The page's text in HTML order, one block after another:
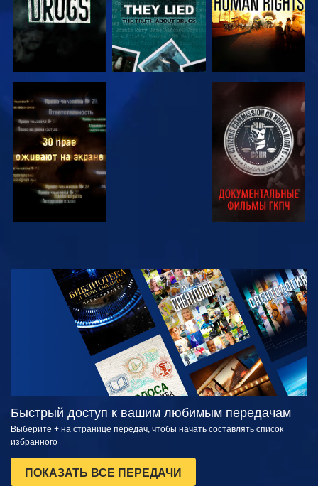
СМОТРЕТЬ СМОТРЕТЬ
СМОТРЕТЬ
СМОТРЕТЬ
ПЕРЕДАЧИ
Быстрый доступ к вашим любимым передачам
Выберите + на странице передач, чтобы начать составлять список
избранного
ПОКАЗАТЬ ВСЕ ПЕРЕДАЧИ